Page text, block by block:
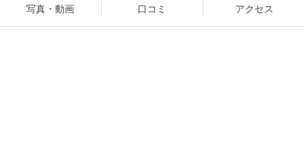
写真・動画 口コミ アクセス